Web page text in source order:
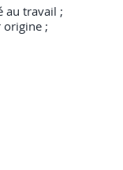
au travail ;
origine ;